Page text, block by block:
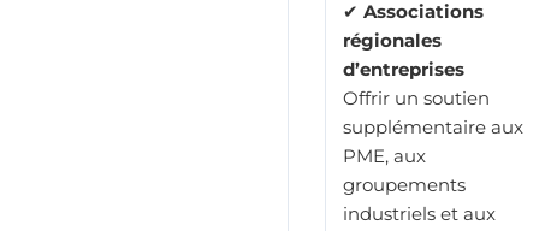
✔Associations
régionales
d’entreprises
Offrir un soutien
supplémentaire aux
PME, aux
groupements
industriels et aux